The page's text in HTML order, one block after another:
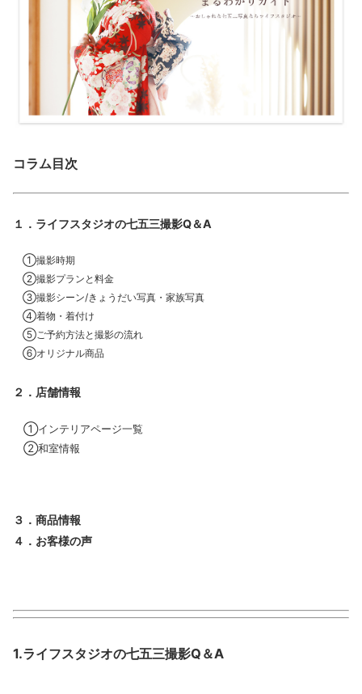
コラム目次
１．ライフスタジオの七五三撮影Q＆A
①撮影時期
②撮影プランと料金
③撮影シーン/きょうだい写真・家族写真
④着物・着付け
⑤ご予約方法と撮影の流れ
⑥オリジナル商品
２．店舗情報
①インテリアページ一覧
②和室情報
３．商品情報
４．お客様の声
1.ライフスタジオの七五三撮影Q＆A